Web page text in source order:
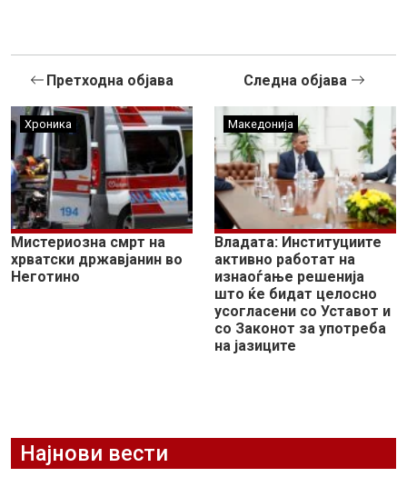
Претходна објава
Хроника
Мистериозна смрт на
хрватски државјанин во
Неготино
Следна објава
Македонија
Владата: Институциите
активно работат на
изнаоѓање решенија
што ќе бидат целосно
усогласени со Уставот и
со Законот за употреба
на јазиците
Најнови вести